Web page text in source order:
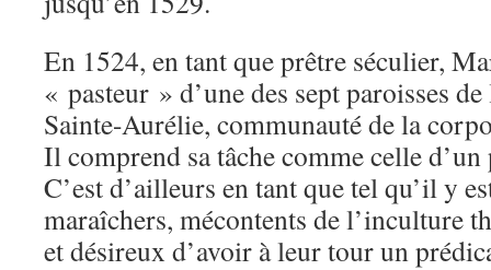
En 1524, en tant que prêtre séculier,
« pasteur » d’une des sept paroisses
Sainte-Aurélie, communauté de la
Il comprend sa tâche comme celle
C’est d’ailleurs en tant que tel qu’il y
maraîchers, mécontents de l’inculture
et désireux d’avoir à leur tour un